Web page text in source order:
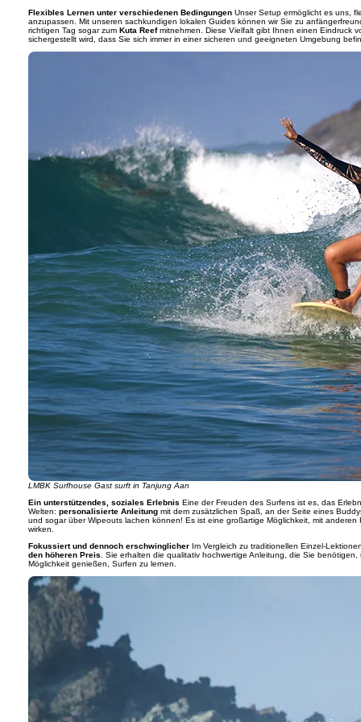
Flexibles Lernen unter verschiedenen Bedingungen Unser Setup ermöglicht es uns,
anzupassen. Mit unseren sachkundigen lokalen Guides können wir Sie zu
richtigen Tag sogar zumKuta Reefmitnehmen. Diese Vielfalt gibt Ihnen einen Eindruck
sichergestellt wird, dass Sie sich immer in einer sicheren und geeigneten Umgebung
LMBK Surfhouse Gast surft in Tanjung Aan
Ein unterstützendes, soziales Erlebnis Eine der Freuden des Surfens ist es, das
Welten:personalisierte Anleitung mit dem zusätzlichen Spaß, an der Seite eines
und sogar über Wipeouts lachen können! Es ist eine großartige Möglichkeit, mit
wirken.
Fokussiert und dennoch erschwinglicher Im Vergleich zu traditionellen Einzel-
den höheren Preis. Sie erhalten die qualitativ hochwertige Anleitung, die Sie
Möglichkeit genießen, Surfen zu lernen.